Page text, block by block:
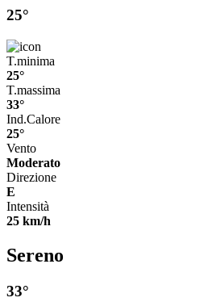
25°
T.minima
25°
T.massima
33°
Ind.Calore
25°
Vento
Moderato
Direzione
E
Intensità
25 km/h
Sereno
33°